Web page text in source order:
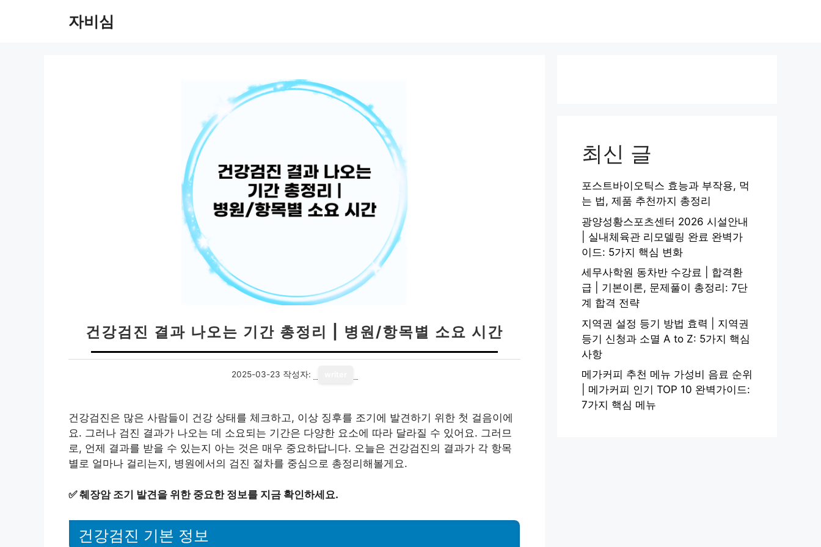
자비심
건강검진 결과 나오는 기간 총정리 | 병원/항목별 소요 시간
2025-03-23 작성자:
건강검진은 많은 사람들이 건강 상태를 체크하고, 이상 징후를 조기에 발견하기 위한 첫 걸음이에
요. 그러나 검진 결과가 나오는 데 소요되는 기간은 다양한 요소에 따라 달라질 수 있어요. 그러므
로, 언제 결과를 받을 수 있는지 아는 것은 매우 중요하답니다. 오늘은 건강검진의 결과가 각 항목
별로 얼마나 걸리는지, 병원에서의 검진 절차를 중심으로 총정리해볼게요.
✅췌장암 조기 발견을 위한 중요한 정보를 지금 확인하세요.
건강검진 기본 정보
최신 글
포스트바이오틱스 효능과 부작용, 먹
는 법, 제품 추천까지 총정리
광양성황스포츠센터 2026 시설안내
| 실내체육관 리모델링 완료 완벽가
이드: 5가지 핵심 변화
세무사학원 동차반 수강료 | 합격환
급 | 기본이론, 문제풀이 총정리: 7단
계 합격 전략
지역권 설정 등기 방법 효력 | 지역권
등기 신청과 소멸 A to Z: 5가지 핵심
사항
메가커피 추천 메뉴 가성비 음료 순위
| 메가커피 인기 TOP 10 완벽가이드:
7가지 핵심 메뉴